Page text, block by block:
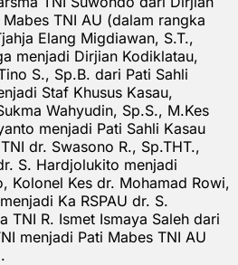
TNI AU (dalam rangka
Elang Migdiawan, S.T.,
menjadi Dirjian Kodiklatau,
S., Sp.B. dari Pati Sahli
Staf Khusus Kasau,
Wahyudin, Sp.S., M.Kes
menjadi Pati Sahli Kasau
dr. Swasono R., Sp.THT.,
S. Hardjolukito menjadi
Kolonel Kes dr. Mohamad Rowi,
Ka RSPAU dr. S.
TNI R. Ismet Ismaya Saleh dari
menjadi Pati Mabes TNI AU